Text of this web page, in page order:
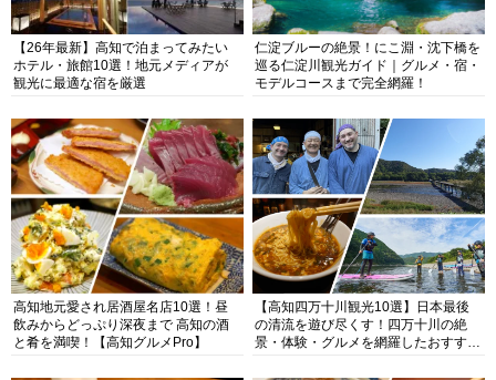
【26年最新】高知で泊まってみたい
ホテル・旅館10選！地元メディアが
観光に最適な宿を厳選
仁淀ブルーの絶景！にこ淵・沈下橋を
巡る仁淀川観光ガイド｜グルメ・宿・
モデルコースまで完全網羅！
高知地元愛され居酒屋名店10選！昼
飲みからどっぷり深夜まで 高知の酒
と肴を満喫！【高知グルメPro】
【高知四万十川観光10選】日本最後
の清流を遊び尽くす！四万十川の絶
景・体験・グルメを網羅したおすすめ